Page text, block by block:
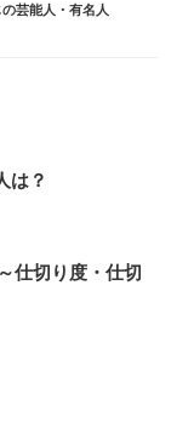
芸能人・有名人
は？
仕切り度・仕切